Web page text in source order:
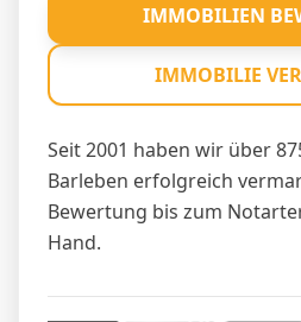
Seit 2001 haben wir über
Barleben erfolgreich
Bewertung bis zum
Hand.
IMMOBILIEN
IMMOBILIE